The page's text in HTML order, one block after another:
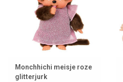
Monchhichi meisje roze
glitterjurk